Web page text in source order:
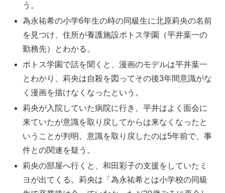
う。
為永祐希の小学6年生の時の同級生に北原莉央の名前
を見つけ、住所が養護施設ポトス学園（平井葉一の
勤務先）とわかる。
ポトス学園で話を聞くと、漫画のモデルは平井葉一
とわかり、莉央は自殺を図ってその後3年間意識がな
く漫画を描けなくなったという。
莉央が入院していた病院に行き、平井はよく面会に
来ていたが意識を取り戻してからは来なくなったと
いうことが判明。意識を取り戻したのは5年前で、事
件との関連を疑う。
莉央の部屋へ行くと、和田彩子の支援をしていたミ
ヨが出てくる。莉央は「為永祐希とは小学校の同級